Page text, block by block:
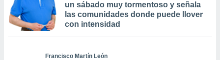
un sábado muy tormentoso y señala
las comunidades donde puede llover
con intensidad
Francisco Martín León